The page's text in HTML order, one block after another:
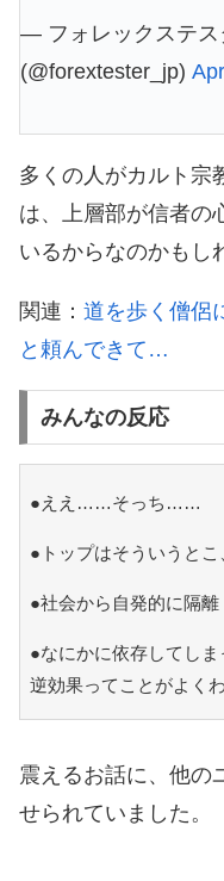
— フォレックステス
(@forextester_jp)
多くの人がカルト宗
は、上層部が信者の
いるからなのかもし
関連： 道を歩く僧侶
と頼んできて…
みんなの反応
●ええ……そっち……
●トップはそういうと
●社会から自発的に隔
●なにかに依存してし
逆効果ってことがよく
震えるお話に、他の
せられていました。